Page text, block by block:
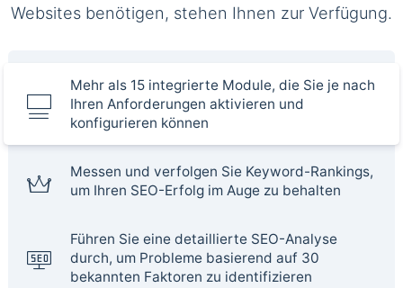
Websites benötigen, stehen Ihnen zur Verfügung.
Mehr als 15 integrierte Module, die Sie je nach
Ihren Anforderungen aktivieren und
konfigurieren können
Messen und verfolgen Sie Keyword-Rankings,
um Ihren SEO-Erfolg im Auge zu behalten
Führen Sie eine detaillierte SEO-Analyse
durch, um Probleme basierend auf 30
bekannten Faktoren zu identifizieren